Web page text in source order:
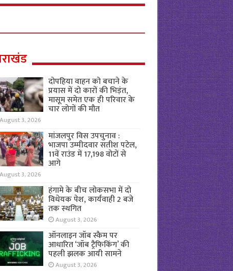
दोपहिया वाहन को बचाने के
प्रयास में दो कारों की भिड़ंत,
मासूम समेत एक ही परिवार के
चार लोगों की मौत
August 3, 2026
मांजलपुर विस उपचुनाव :
भाजपा उम्मीदवार सतीश पटेल,
11वें राउंड में 17,198 वोटों से
आगे
August 3, 2026
हंगामे के बीच लोकसभा में दो
विधेयक पेश, कार्यवाही 2 बजे
तक स्थगित
August 3, 2026
ऑनलाइन जॉब स्कैम पर
आधारित ‘जॉब ट्रैफिकिंग’ की
पहली झलक आयी सामने
August 3, 2026